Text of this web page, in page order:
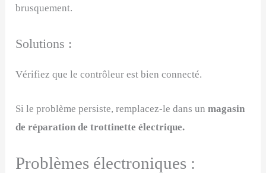
brusquement.
Solutions :
Vérifiez que le contrôleur est bien connecté.
Si le problème persiste, remplacez-le dans unmagasin
de réparation de trottinette électrique.
Problèmes électroniques :